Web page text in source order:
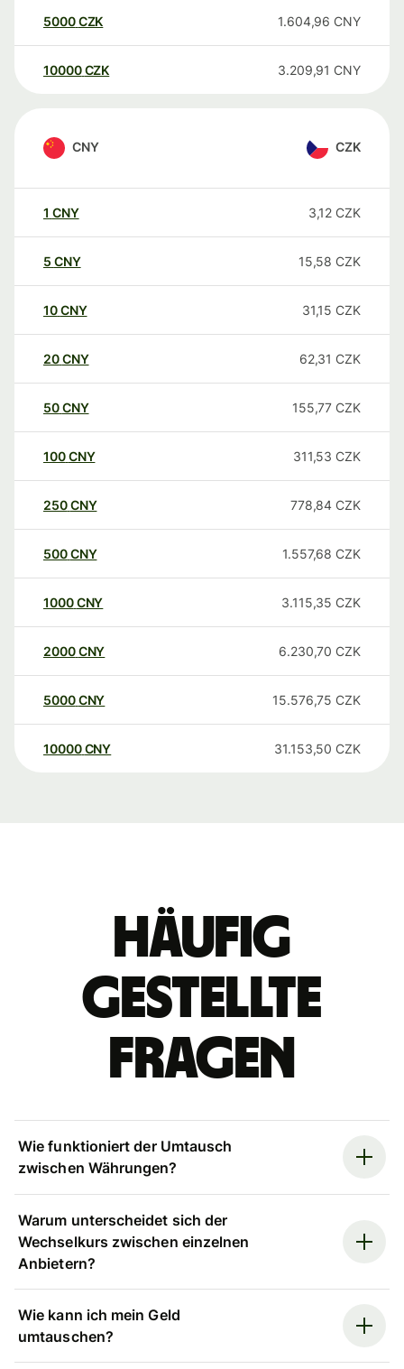
5000CZK 1.604,96 CNY
10000 CZK 3.209,91 CNY
CNY CZK
1 CNY 3,12 CZK
5 CNY 15,58 CZK
10CNY 31,15 CZK
20CNY 62,31 CZK
50CNY 155,77 CZK
100CNY 311,53 CZK
250CNY 778,84 CZK
500CNY 1.557,68 CZK
1000CNY 3.115,35 CZK
2000CNY 6.230,70 CZK
5000CNY 15.576,75 CZK
10000 CNY 31.153,50 CZK
Häufig
gestellte
Fragen
Wie funktioniert der Umtausch
zwischen Währungen?
Warum unterscheidet sich der
Wechselkurs zwischen einzelnen
Anbietern?
Wie kann ich mein Geld
umtauschen?